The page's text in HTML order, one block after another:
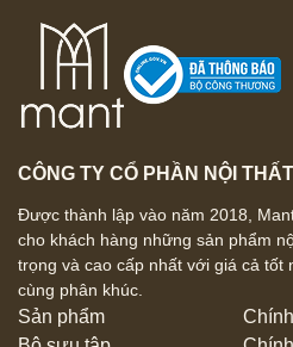
CÔNG TY CỔ PHẦN NỘI
Được thành lập vào năm 2018,
cho khách hàng những sản phẩm
trọng và cao cấp nhất với giá cả tốt
cùng phân khúc.
Sản phẩm